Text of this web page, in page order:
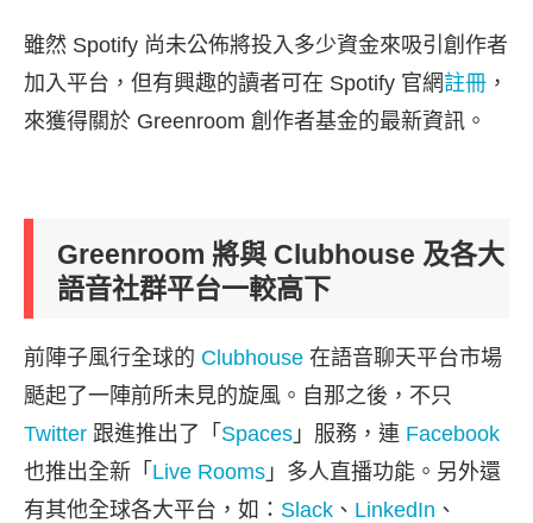
雖然 Spotify 尚未公佈將投入多少資金來吸引創作者
加入平台，但有興趣的讀者可在 Spotify 官網註冊 ，
來獲得關於 Greenroom 創作者基金的最新資訊。
Greenroom 將與 Clubhouse 及各大
語音社群平台一較高下
前陣子風行全球的 Clubhouse 在語音聊天平台市場
颳起了一陣前所未見的旋風。自那之後，不只
Twitter 跟進推出了「 Spaces 」服務，連 Facebook
也推出全新「 Live Rooms 」多人直播功能。另外還
有其他全球各大平台，如： Slack 、 LinkedIn 、